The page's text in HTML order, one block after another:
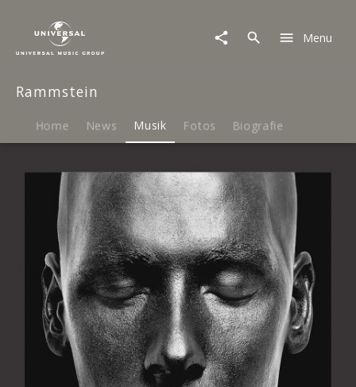
1995-
Menu
Rammstein
Home News Musik Fotos Biografie